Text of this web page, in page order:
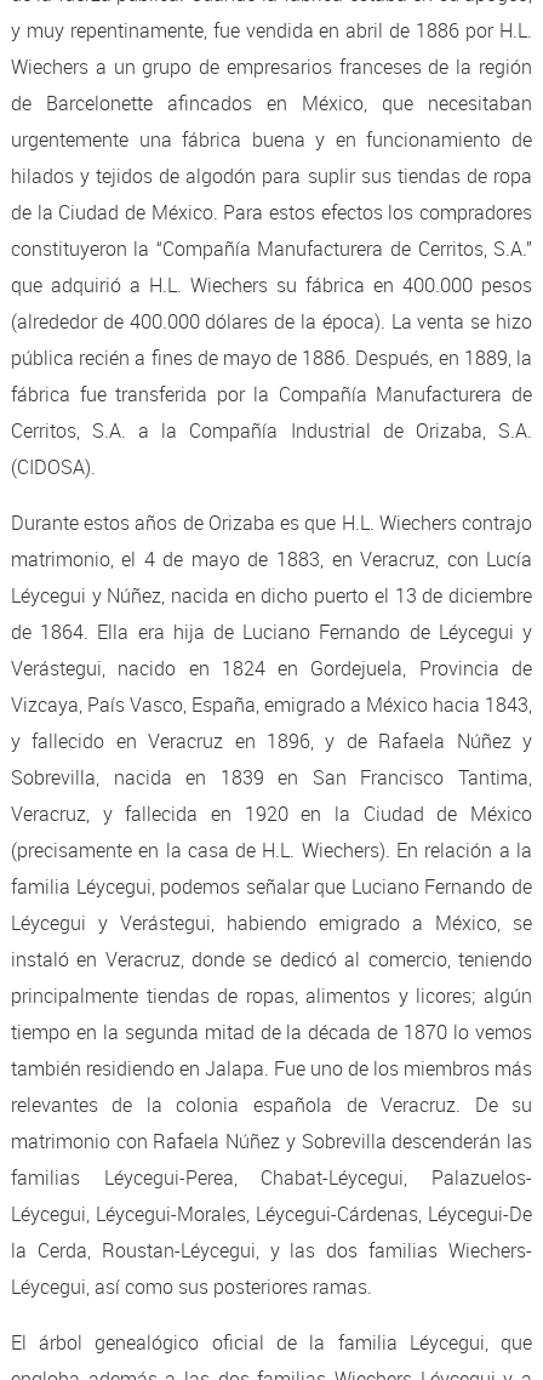
y muy repentinamente, fue vendida en abril de 1886 por H.L.
Wiechers a un grupo de empresarios franceses de la región
de Barcelonette afincados en México, que necesitaban
urgentemente una fábrica buena y en funcionamiento de
hilados y tejidos de algodón para suplir sus tiendas de ropa
de la Ciudad de México. Para estos efectos los compradores
constituyeron la “Compañía Manufacturera de Cerritos, S.A.”
que adquirió a H.L. Wiechers su fábrica en 400.000 pesos
(alrededor de 400.000 dólares de la época). La venta se hizo
pública recién a fines de mayo de 1886. Después, en 1889, la
fábrica fue transferida por la Compañía Manufacturera de
Cerritos, S.A. a la Compañía Industrial de Orizaba, S.A.
(CIDOSA).
Durante estos años de Orizaba es que H.L. Wiechers contrajo
matrimonio, el 4 de mayo de 1883, en Veracruz, con Lucía
Léycegui y Núñez, nacida en dicho puerto el 13 de diciembre
de 1864. Ella era hija de Luciano Fernando de Léycegui y
Verástegui, nacido en 1824 en Gordejuela, Provincia de
Vizcaya, País Vasco, España, emigrado a México hacia 1843,
y fallecido en Veracruz en 1896, y de Rafaela Núñez y
Sobrevilla, nacida en 1839 en San Francisco Tantima,
Veracruz, y fallecida en 1920 en la Ciudad de México
(precisamente en la casa de H.L. Wiechers). En relación a la
familia Léycegui, podemos señalar que Luciano Fernando de
Léycegui y Verástegui, habiendo emigrado a México, se
instaló en Veracruz, donde se dedicó al comercio, teniendo
principalmente tiendas de ropas, alimentos y licores; algún
tiempo en la segunda mitad de la década de 1870 lo vemos
también residiendo en Jalapa. Fue uno de los miembros más
relevantes de la colonia española de Veracruz. De su
matrimonio con Rafaela Núñez y Sobrevilla descenderán las
familias Léycegui-Perea, Chabat-Léycegui, Palazuelos-
Léycegui, Léycegui-Morales, Léycegui-Cárdenas, Léycegui-De
la Cerda, Roustan-Léycegui, y las dos familias Wiechers-
Léycegui, así como sus posteriores ramas.
El árbol genealógico oficial de la familia Léycegui, que